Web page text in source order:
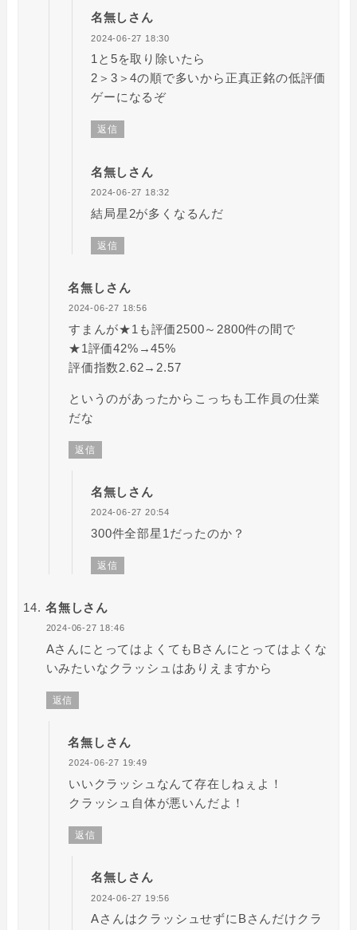
名無しさん
2024-06-27 18:30
1と5を取り除いたら
2＞3＞4の順で多いから正真正銘の低評価
ゲーになるぞ
返信
名無しさん
2024-06-27 18:32
結局星2が多くなるんだ
返信
名無しさん
2024-06-27 18:56
すまんが★1も評価2500～2800件の間で
★1評価42%→45%
評価指数2.62→2.57
というのがあったからこっちも工作員の仕業
だな
返信
名無しさん
2024-06-27 20:54
300件全部星1だったのか？
返信
名無しさん
2024-06-27 18:46
AさんにとってはよくてもBさんにとってはよくな
いみたいなクラッシュはありえますから
返信
名無しさん
2024-06-27 19:49
いいクラッシュなんて存在しねぇよ！
クラッシュ自体が悪いんだよ！
返信
名無しさん
2024-06-27 19:56
AさんはクラッシュせずにBさんだけクラ